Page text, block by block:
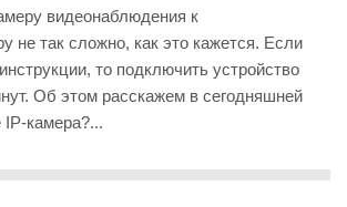
видеонаблюдения к
не так сложно, как это кажется. Если
то подключить устройство
Об этом расскажем в сегодняшней
IP-камера?...